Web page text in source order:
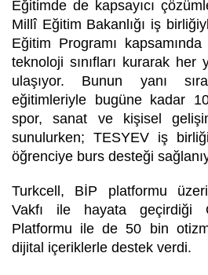
Eğitimde de kapsayıcı
Millî Eğitim Bakanlığı iş
Eğitim Programı
teknoloji sınıfları kurarak her
ulaşıyor. Bunun yanı
eğitimleriyle bugüne kadar
spor, sanat ve kişisel
sunulurken; TESYEV iş
öğrenciye burs desteği
Turkcell, BİP platformu
Vakfı ile hayata geçirdiği
Platformu ile de 50 bin
dijital içeriklerle destek verdi.